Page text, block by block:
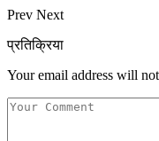
Prev Next
प्रतिक्रिया
Your email address will